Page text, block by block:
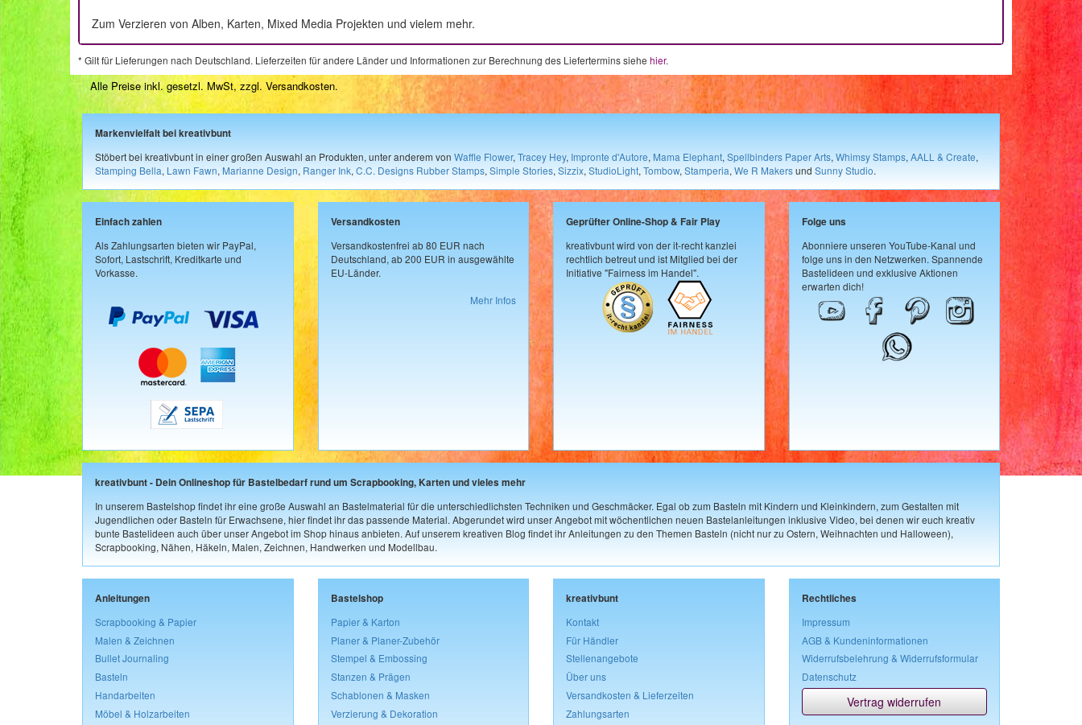
Zum Verzieren von Alben, Karten, Mixed Media Projekten und vielem mehr.
* Gilt für Lieferungen nach Deutschland. Lieferzeiten für andere Länder und Informationen zur Berechnung des Liefertermins siehe hier.
Alle Preise inkl. gesetzl. MwSt, zzgl. Versandkosten.
Markenvielfalt bei kreativbunt
Stöbert bei kreativbunt in einer großen Auswahl an Produkten, unter anderem von Waffle Flower, Tracey Hey, Impronte d'Autore, Mama Elephant, Spellbinders Paper Arts, Whimsy Stamps, AALL & Create,
Stamping Bella, Lawn Fawn, Marianne Design, Ranger Ink, C.C. Designs Rubber Stamps, Simple Stories, Sizzix, StudioLight, Tombow, Stamperia, We R Makersund Sunny Studio.
Einfach zahlen
Als Zahlungsarten bieten wir PayPal,
Sofort, Lastschrift, Kreditkarte und
Vorkasse.
Versandkosten
Versandkostenfrei ab 80 EUR nach
Deutschland, ab 200 EUR in ausgewählte
EU-Länder.
Mehr Infos
Geprüfter Online-Shop & Fair Play
kreativbunt wird von der it-recht kanzlei
rechtlich betreut und ist Mitglied bei der
Initiative "Fairness im Handel".
Folge uns
Abonniere unseren YouTube-Kanal und
folge uns in den Netzwerken. Spannende
Bastelideen und exklusive Aktionen
erwarten dich!
kreativbunt - Dein Onlineshop für Bastelbedarf rund um Scrapbooking, Karten und vieles mehr
In unserem Bastelshop findet ihr eine große Auswahl an Bastelmaterial für die unterschiedlichsten Techniken und Geschmäcker. Egal ob zum Basteln mit Kindern und Kleinkindern, zum Gestalten mit
Jugendlichen oder Basteln für Erwachsene, hier findet ihr das passende Material. Abgerundet wird unser Angebot mit wöchentlichen neuen Bastelanleitungen inklusive Video, bei denen wir euch kreativ
bunte Bastelideen auch über unser Angebot im Shop hinaus anbieten. Auf unserem kreativen Blog findet ihr Anleitungen zu den Themen Basteln (nicht nur zu Ostern, Weihnachten und Halloween),
Scrapbooking, Nähen, Häkeln, Malen, Zeichnen, Handwerken und Modellbau.
Anleitungen
Scrapbooking & Papier
Malen & Zeichnen
Bullet Journaling
Basteln
Handarbeiten
Möbel & Holzarbeiten
Bastelshop
Papier & Karton
Planer & Planer-Zubehör
Stempel & Embossing
Stanzen & Prägen
Schablonen & Masken
Verzierung & Dekoration
kreativbunt
Kontakt
Für Händler
Stellenangebote
Über uns
Versandkosten & Lieferzeiten
Zahlungsarten
Rechtliches
Impressum
AGB & Kundeninformationen
Widerrufsbelehrung & Widerrufsformular
Datenschutz
Vertrag widerrufen